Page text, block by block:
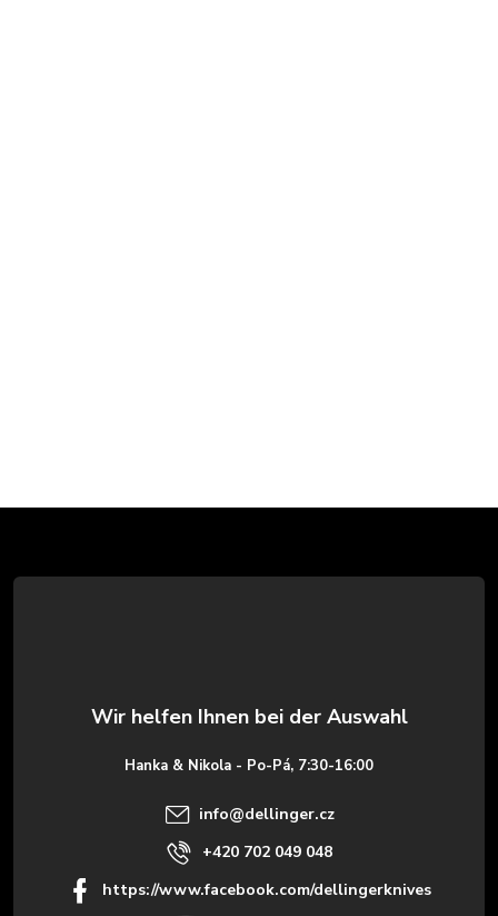
u
Hanka & Nikola - Po-Pá, 7:30-16:00
info@dellinger.cz
+420 702 049 048
https://www.facebook.com/dellingerknives